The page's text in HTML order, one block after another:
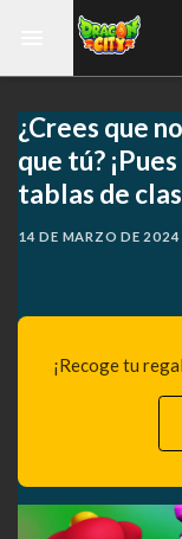
¿Crees que
que tú?
tablas de
14 DE MARZO DE 2024
¡Recoge tu